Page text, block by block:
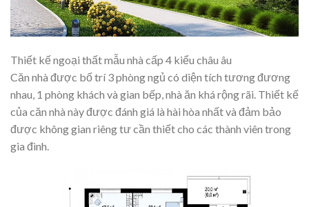
Thiết kế ngoại thất mẫu nhà cấp 4 kiểu châu âu
Căn nhà được bố trí 3 phòng ngủ có diện tích tương đương
nhau, 1 phòng khách và gian bếp, nhà ăn khá rộng rãi. Thiết kế
của căn nhà này được đánh giá là hài hòa nhất và đảm bảo
được không gian riêng tư cần thiết cho các thành viên trong
gia đình.